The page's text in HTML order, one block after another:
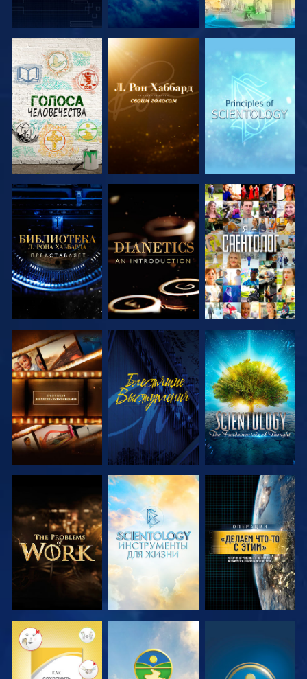
СМОТРЕТЬ
ПЕРЕДАЧИ
СМОТРЕТЬ
ПЕРЕДАЧИ
СМОТРЕТЬ
ПЕРЕДАЧИ
СМОТРЕТЬ
ПЕРЕДАЧИ
СМОТРЕТЬ
ПЕРЕДАЧИ
СМОТРЕТЬ
СМОТРЕТЬ
ПЕРЕДАЧИ
СМОТРЕТЬ
СМОТРЕТЬ
ПЕРЕДАЧИ
СМОТРЕТЬ
ПЕРЕДАЧИ
СМОТРЕТЬ
ПЕРЕДАЧИ
СМОТРЕТЬ
СМОТРЕТЬ СМОТРЕТЬ СМОТРЕТЬ